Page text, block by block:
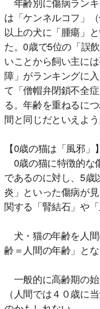
は「ケンネルコフ」
以上の犬に「腫瘍」
た。0歳で5位の「誤
いことから飼い主に
障」がランキングに
て「僧帽弁閉鎖不全
る。年齢を重ねるに
間と同じだといえよう
【0歳の猫は「風邪」】
0歳の猫に特徴的な
であるのに対し、5歳
炎」といった傷病が
関する「腎結石」や
犬・猫の年齢を人
齢＝人間の年齢」とな
一般的に高齢期の
（人間では４０歳に